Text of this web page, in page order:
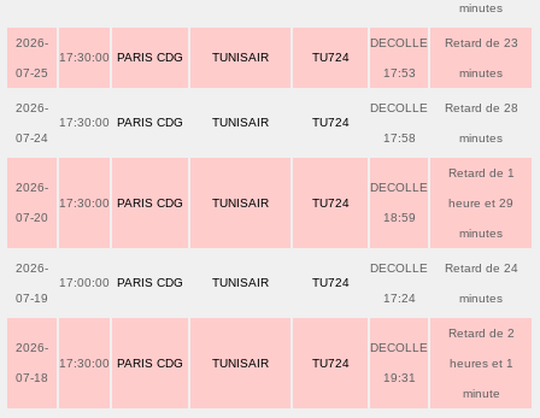
minutes
2026-
07-25
17:30:00 PARIS CDG TUNISAIR TU724
DECOLLE
17:53
Retard de 23
minutes
2026-
07-24
17:30:00 PARIS CDG TUNISAIR TU724
DECOLLE
17:58
Retard de 28
minutes
2026-
07-20
17:30:00 PARIS CDG TUNISAIR TU724
DECOLLE
18:59
Retard de 1
heure et 29
minutes
2026-
07-19
17:00:00 PARIS CDG TUNISAIR TU724
DECOLLE
17:24
Retard de 24
minutes
2026-
07-18
17:30:00 PARIS CDG TUNISAIR TU724
DECOLLE
19:31
Retard de 2
heures et 1
minute